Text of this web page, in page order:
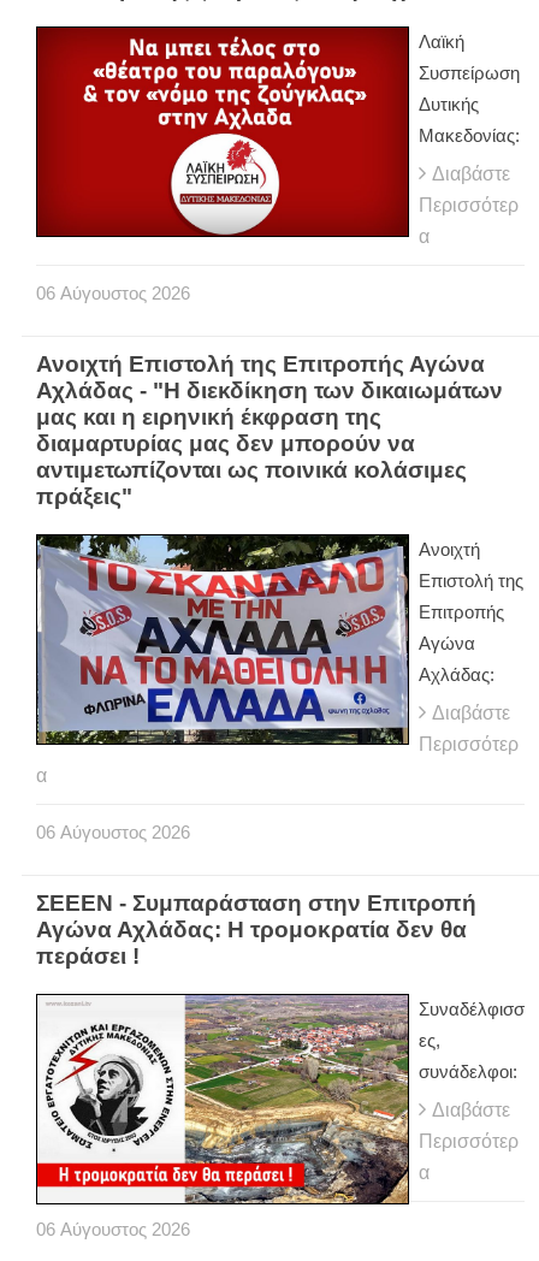
Λαϊκή
Συσπείρωση
Δυτικής
Μακεδονίας:
Διαβάστε
Περισσότερ
α
06 Αύγουστος 2026
Ανοιχτή Επιστολή της Επιτροπής Αγώνα
Αχλάδας - "Η διεκδίκηση των δικαιωμάτων
μας και η ειρηνική έκφραση της
διαμαρτυρίας μας δεν μπορούν να
αντιμετωπίζονται ως ποινικά κολάσιμες
πράξεις"
Ανοιχτή
Επιστολή της
Επιτροπής
Αγώνα
Αχλάδας:
Διαβάστε
Περισσότερ
α
06 Αύγουστος 2026
ΣΕΕΕΝ - Συμπαράσταση στην Επιτροπή
Αγώνα Αχλάδας: Η τρομοκρατία δεν θα
περάσει !
Συναδέλφισσ
ες,
συνάδελφοι:
Διαβάστε
Περισσότερ
α
06 Αύγουστος 2026